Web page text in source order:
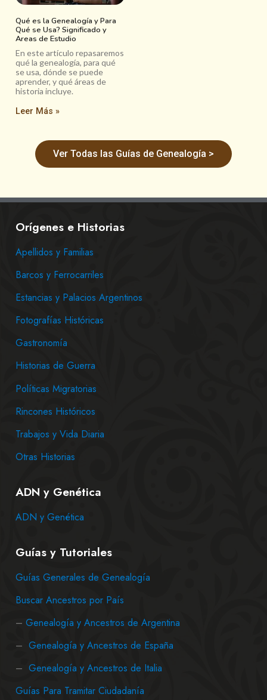
Qué es la Genealogía y Para
Qué se Usa? Significado y
Areas de Estudio
En este artículo repasaremos
qué la genealogía, para qué
se usa, dónde se puede
aprender, y qué áreas de
historia incluye.
Leer Más »
Ver Todas las Guías de Genealogía >
Orígenes e Historias
Apellidos y Familias
Barcos y Ferrocarriles
Estancias y Palacios Argentinos
Fotografías Históricas
Gastronomía
Historias de Guerra
Políticas Migratorias
Rincones Históricos
Trabajos y Vida Diaria
Otras Historias
ADN y Genética
ADN y Genética
Guías y Tutoriales
Guías Generales de Genealogía
Buscar Ancestros por País
– Genealogía y Ancestros de Argentina
– Genealogía y Ancestros de España
– Genealogía y Ancestros de Italia
Guías Para Tramitar Ciudadanía